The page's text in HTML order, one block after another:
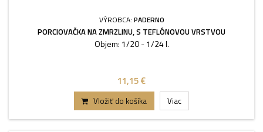
VÝROBCA: PADERNO
PORCIOVAČKA NA ZMRZLINU, S TEFLÓNOVOU VRSTVOU
Objem: 1/20 - 1/24 l.
11,15 €
Vložiť do košíka Viac